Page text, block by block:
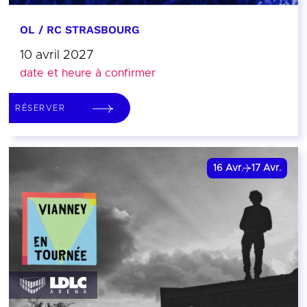
OL / RC STRASBOURG
10 avril 2027
date et heure à confirmer
RÉSERVER
16 Avr. 17 Avr.